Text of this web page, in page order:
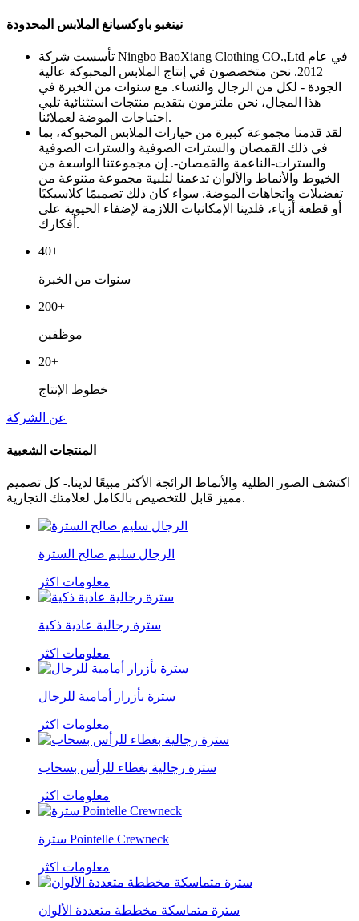
نينغبو باوكسيانغ الملابس المحدودة
تأسست شركة Ningbo BaoXiang Clothing CO.,Ltd في عام
2012. نحن متخصصون في إنتاج الملابس المحبوكة عالية
الجودة - لكل من الرجال والنساء. مع سنوات من الخبرة في
هذا المجال، نحن ملتزمون بتقديم منتجات استثنائية تلبي
احتياجات الموضة لعملائنا.
لقد قدمنا ​​مجموعة كبيرة من خيارات الملابس المحبوكة، بما
في ذلك القمصان والسترات الصوفية والسترات الصوفية
والسترات-الناعمة والقمصان-. إن مجموعتنا الواسعة من
الخيوط والأنماط والألوان تدعمنا لتلبية مجموعة متنوعة من
تفضيلات واتجاهات الموضة. سواء كان ذلك تصميمًا كلاسيكيًا
أو قطعة أزياء، فلدينا الإمكانيات اللازمة لإضفاء الحيوية على
أفكارك.
40+
سنوات من الخبرة
200+
موظفين
20+
خطوط الإنتاج
عن الشركة
المنتجات الشعبية
اكتشف الصور الظلية والأنماط الرائجة الأكثر مبيعًا لدينا.- كل تصميم
مميز قابل للتخصيص بالكامل لعلامتك التجارية.
الرجال سليم صالح السترة
معلومات اكثر
سترة رجالية عادية ذكية
معلومات اكثر
سترة بأزرار أمامية للرجال
معلومات اكثر
سترة رجالية بغطاء للرأس بسحاب
معلومات اكثر
سترة Pointelle Crewneck
معلومات اكثر
سترة متماسكة مخططة متعددة الألوان